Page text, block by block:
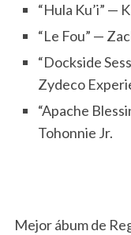
“Hula Ku’i” —
“Le Fou” —
“Dockside
Zydeco
“Apache
Tohonnie Jr.
Mejor ábum de